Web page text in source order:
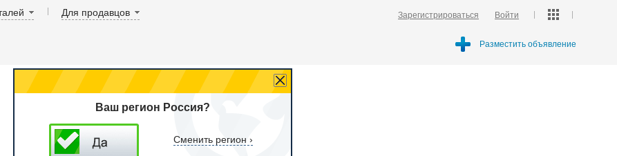
Для продавцов Зарегистрироваться Войти
Разместить объявление
Ваш регион Россия?
Сменить регион ›